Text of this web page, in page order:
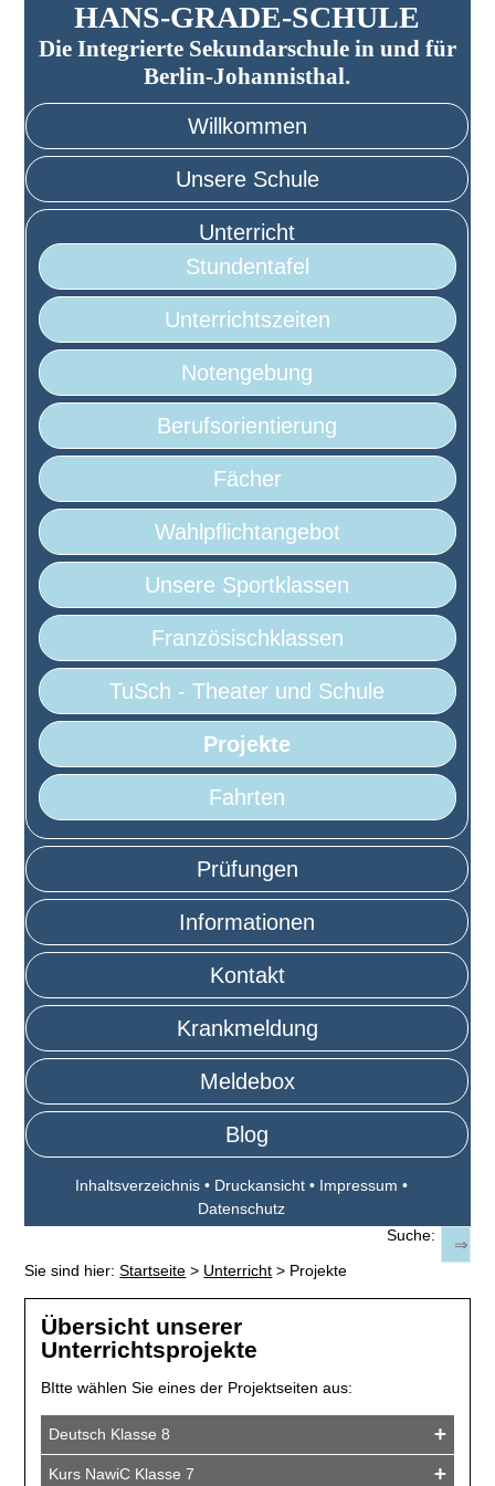
HANS-GRADE-SCHULE
Die Integrierte Sekundarschule in und für
Berlin-Johannisthal.
Willkommen
Unsere Schule
Unterricht
Stundentafel
Unterrichtszeiten
Notengebung
Berufsorientierung
Fächer
Wahlpflichtangebot
Unsere Sportklassen
Französischklassen
TuSch - Theater und Schule
Projekte
Fahrten
Prüfungen
Informationen
Kontakt
Krankmeldung
Meldebox
Blog
Inhaltsverzeichnis • Druckansicht • Impressum •
Datenschutz
Suche:
Sie sind hier:Startseite > Unterricht > Projekte
Übersicht unserer
Unterrichtsprojekte
BItte wählen Sie eines der Projektseiten aus:
Deutsch Klasse 8
🔗
Kurs NawiC Klasse 7